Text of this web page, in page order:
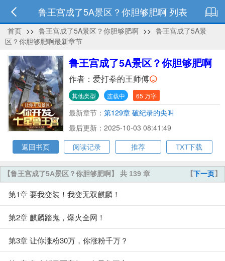
鲁王宫成了5A景区？你胆够肥啊 列表
首页 >> 鲁王宫成了5A景区？你胆够肥啊 >> 鲁王宫成了5A景
区？你胆够肥啊最新章节
鲁王宫成了5A景区？你胆够肥啊
作者： 爱打拳的王师傅
其他类型 连载中 65 万字
最新章节： 第129章 破纪录的尖叫
最后更新：2025-10-03 08:41:49
返回书页
阅读记录 推荐 TXT下载
【下一页】
【鲁王宫成了5A景区？你胆够肥啊】 共 139 章
第1章 要我变装！我变无双麒麟！
第2章 麒麟踏鬼，爆火全网！
第3章 让你涨粉30万，你涨粉千万？